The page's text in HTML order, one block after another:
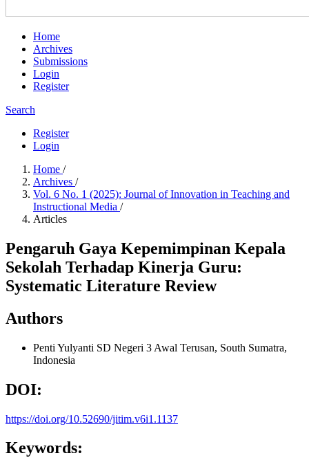
Home
Archives
Submissions
Login
Register
Search
Register
Login
Home /
Archives /
Vol. 6 No. 1 (2025): Journal of Innovation in Teaching and
Instructional Media /
Articles
Pengaruh Gaya Kepemimpinan Kepala
Sekolah Terhadap Kinerja Guru:
Systematic Literature Review
Authors
Penti Yulyanti SD Negeri 3 Awal Terusan, South Sumatra,
Indonesia
DOI:
https://doi.org/10.52690/jitim.v6i1.1137
Keywords: